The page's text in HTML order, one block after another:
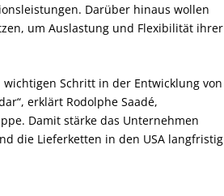
Darüber hinaus wollen
um Auslastung und Flexibilität ihrer
Schritt in der Entwicklung von
erklärt Rodolphe Saadé,
Damit stärke das Unternehmen
die Lieferketten in den USA langfristig